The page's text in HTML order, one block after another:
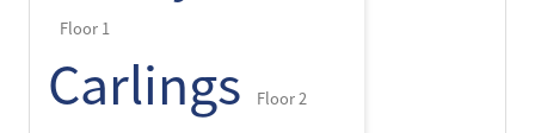
Floor 1
Carlings Floor 2